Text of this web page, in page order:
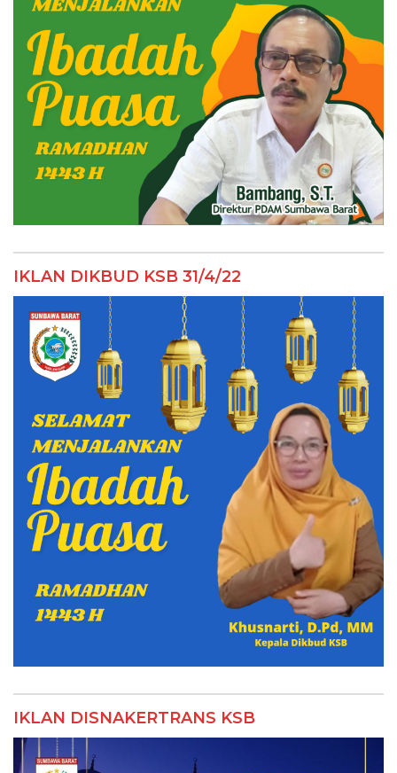
IKLAN DIKBUD KSB 31/4/22
IKLAN DISNAKERTRANS KSB